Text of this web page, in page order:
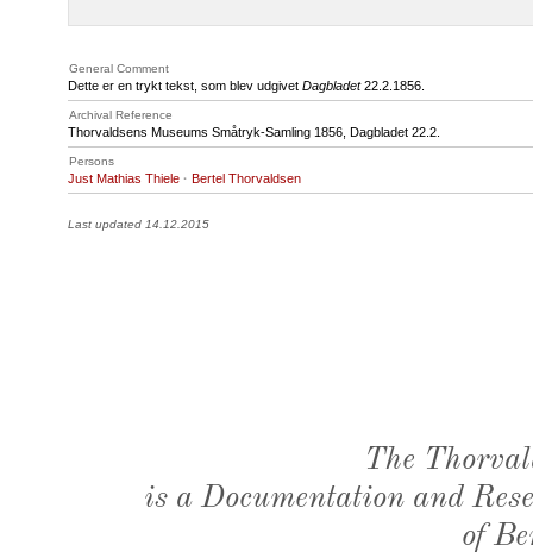
General Comment
Dette er en trykt tekst, som blev udgivet Dagbladet22.2.1856.
Archival Reference
Thorvaldsens Museums Småtryk-Samling 1856, Dagbladet 22.2.
Persons
Just Mathias Thiele · Bertel Thorvaldsen
Last updated 14.12.2015
The
is a Documentation and
of